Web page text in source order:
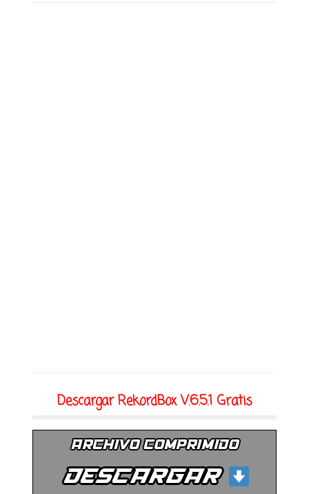
Descargar RekordBox V.6.5.1 Gratis